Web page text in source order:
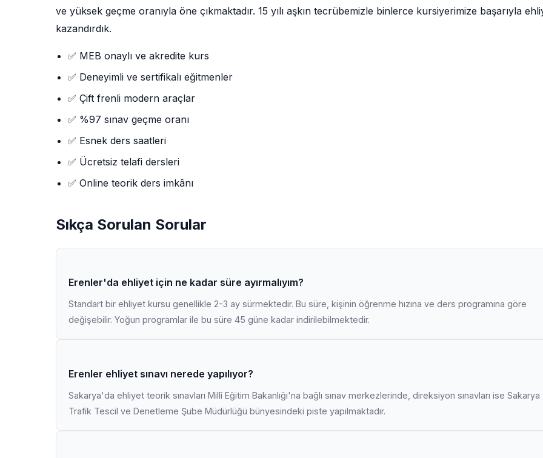
ve yüksek geçme oranıyla öne çıkmaktadır. 15 yılı aşkın tecrübemizle binlerce kursiyerimize başarıyla
kazandırdık.
✅ MEB onaylı ve akredite kurs
✅ Deneyimli ve sertifikalı eğitmenler
✅ Çift frenli modern araçlar
✅ %97 sınav geçme oranı
✅ Esnek ders saatleri
✅ Ücretsiz telafi dersleri
✅ Online teorik ders imkânı
Sıkça Sorulan Sorular
Erenler'da ehliyet için ne kadar süre ayırmalıyım?
Standart bir ehliyet kursu genellikle 2-3 ay sürmektedir. Bu süre, kişinin öğrenme hızına ve ders programına göre
değişebilir. Yoğun programlar ile bu süre 45 güne kadar indirilebilmektedir.
Erenler ehliyet sınavı nerede yapılıyor?
Sakarya'da ehliyet teorik sınavları Millî Eğitim Bakanlığı'na bağlı sınav merkezlerinde, direksiyon sınavları ise Sakarya
Trafik Tescil ve Denetleme Şube Müdürlüğü bünyesindeki piste yapılmaktadır.